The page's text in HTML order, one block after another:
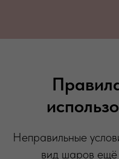
Неправильные
вид шаров ещё